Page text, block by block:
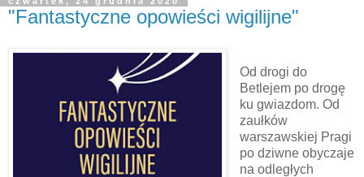
"Fantastyczne opowieści wigilijne"
Od drogi do
Betlejem po drogę
ku gwiazdom. Od
zaułków
warszawskiej Pragi
po dziwne obyczaje
na odległych